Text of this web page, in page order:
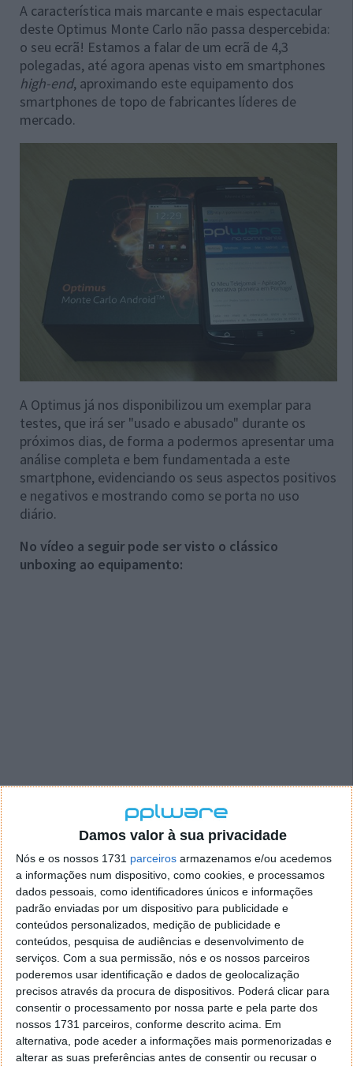
Damos valor à sua privacidade
Nós e os nossos 1731 parceiros armazenamos e/ou acedemos
a informações num dispositivo, como cookies, e processamos
dados pessoais, como identificadores únicos e informações
padrão enviadas por um dispositivo para publicidade e
conteúdos personalizados, medição de publicidade e
conteúdos, pesquisa de audiências e desenvolvimento de
serviços. Com a sua permissão, nós e os nossos parceiros
poderemos usar identificação e dados de geolocalização
precisos através da procura de dispositivos. Poderá clicar para
consentir o processamento por nossa parte e pela parte dos
nossos 1731 parceiros, conforme descrito acima. Em
alternativa, pode aceder a informações mais pormenorizadas e
alterar as suas preferências antes de consentir ou recusar o
A característica mais marcante e mais espectacular
deste Optimus Monte Carlo não passa despercebida:
o seu ecrã! Estamos a falar de um ecrã de 4,3
polegadas, até agora apenas visto em smartphones
high-end, aproximando este equipamento dos
smartphones de topo de fabricantes líderes de
mercado.
A Optimus já nos disponibilizou um exemplar para
testes, que irá ser "usado e abusado" durante os
próximos dias, de forma a podermos apresentar uma
análise completa e bem fundamentada a este
smartphone, evidenciando os seus aspectos positivos
e negativos e mostrando como se porta no uso
diário.
No vídeo a seguir pode ser visto o clássico
unboxing ao equipamento:
Como puderam constatar, a embalagem do Monte
Carlo tem o seguinte conteúdo:
Smartphone Optimus Monte Carlo;
Carregador de tomada;
Cabo USB para micro USB (ligação ao carregador
e ao computador);
Auriculares;
Cartão de memória micro SD de 2GB.